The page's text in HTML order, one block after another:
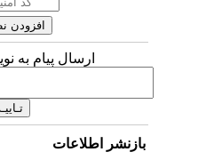
ارسال پیام به
بازنشر اطلاعات